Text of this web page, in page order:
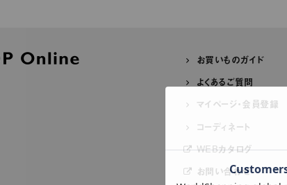
お買いものガイド
よくあるご質問
マイページ・会員登録
コーディネート
WEBカタログ
お問い合わせ